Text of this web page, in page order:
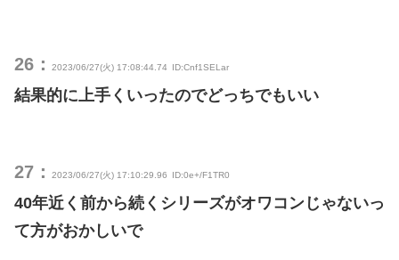
26： 2023/06/27(火) 17:08:44.74 ID:Cnf1SELar
結果的に上手くいったのでどっちでもいい
27： 2023/06/27(火) 17:10:29.96 ID:0e+/F1TR0
40年近く前から続くシリーズがオワコンじゃないっ
て方がおかしいで